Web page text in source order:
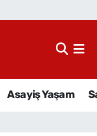
Asayiş Yaşam